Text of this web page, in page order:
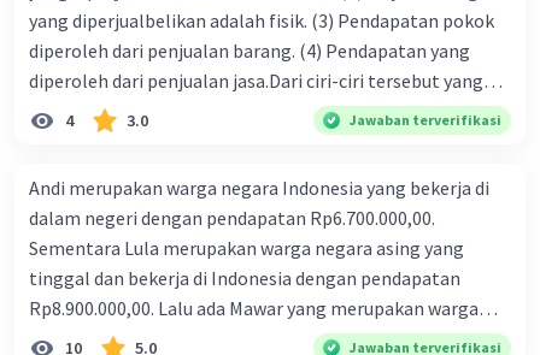
yang diperjualbelikan adalah fisik. (3) Pendapatan pokok
diperoleh dari penjualan barang. (4) Pendapatan yang
diperoleh dari penjualan jasa.Dari ciri-ciri tersebut yang
merupakan ciri dari perusahaan dagang ditunjukan pada
nomor…. a. 1 dan 3 b. 3 dan 4 c. 2 dan 3 d. 1 dan 2 e. 2 dan 4
4 3.0 Jawaban terverifikasi
Andi merupakan warga negara Indonesia yang bekerja di
dalam negeri dengan pendapatan Rp6.700.000,00.
Sementara Lula merupakan warga negara asing yang
tinggal dan bekerja di Indonesia dengan pendapatan
Rp8.900.000,00. Lalu ada Mawar yang merupakan warga
negara Indonesia yang tinggal dan bekerja di luar negeri
10 5.0 Jawaban terverifikasi